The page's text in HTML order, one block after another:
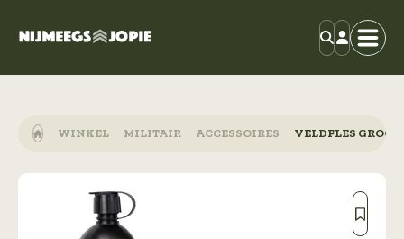
WINKEL MILITAIR ACCESSOIRES VELDFLES